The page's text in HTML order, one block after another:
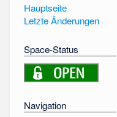
Hauptseite
Letzte Änderungen
Space-Status
Navigation